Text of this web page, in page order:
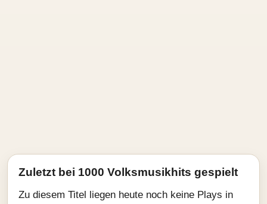
Zuletzt bei 1000 Volksmusikhits gespielt
Zu diesem Titel liegen heute noch keine Plays in